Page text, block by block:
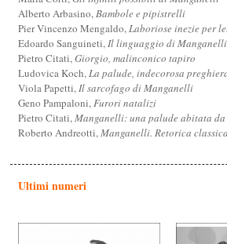
Alberto Arbasino,Bambole e pipistrelli
Pier Vincenzo Mengaldo,Laboriose inezie per
Edoardo Sanguineti,Il linguaggio di Manganelli
Pietro Citati,Giorgio, malinconico tapiro
Ludovica Koch,La palude, indecorosa
Viola Papetti,Il sarcofago di Manganelli
Geno Pampaloni,Furori natalizi
Pietro Citati,Manganelli: una palude abitata
Roberto Andreotti,Manganelli. Retorica
Ultimi numeri